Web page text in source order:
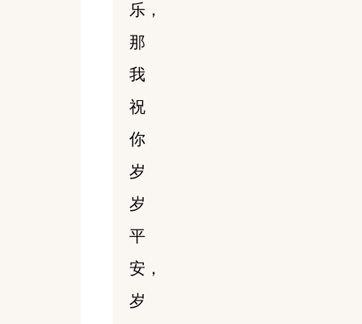
乐，
那
我
祝
你
岁
岁
平
安，
岁